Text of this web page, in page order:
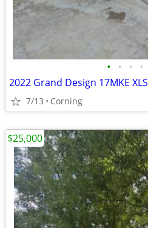
• • • •
2022 Grand Design 17MKE XLS
7/13 Corning
$25,000